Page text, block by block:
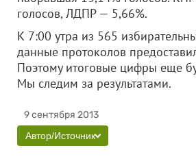
голосов, ЛДПР — 5,66%.
К 7:00 утра из 565
данные протоколов
Поэтому итоговые цифры еще
Мы следим за
9 сентября 2013
Автор/Источник